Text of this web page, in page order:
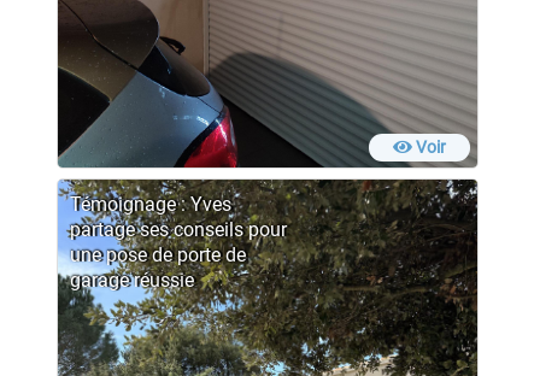
Voir
Témoignage : Yves
partage ses conseils pour
une pose de porte de
garage réussie